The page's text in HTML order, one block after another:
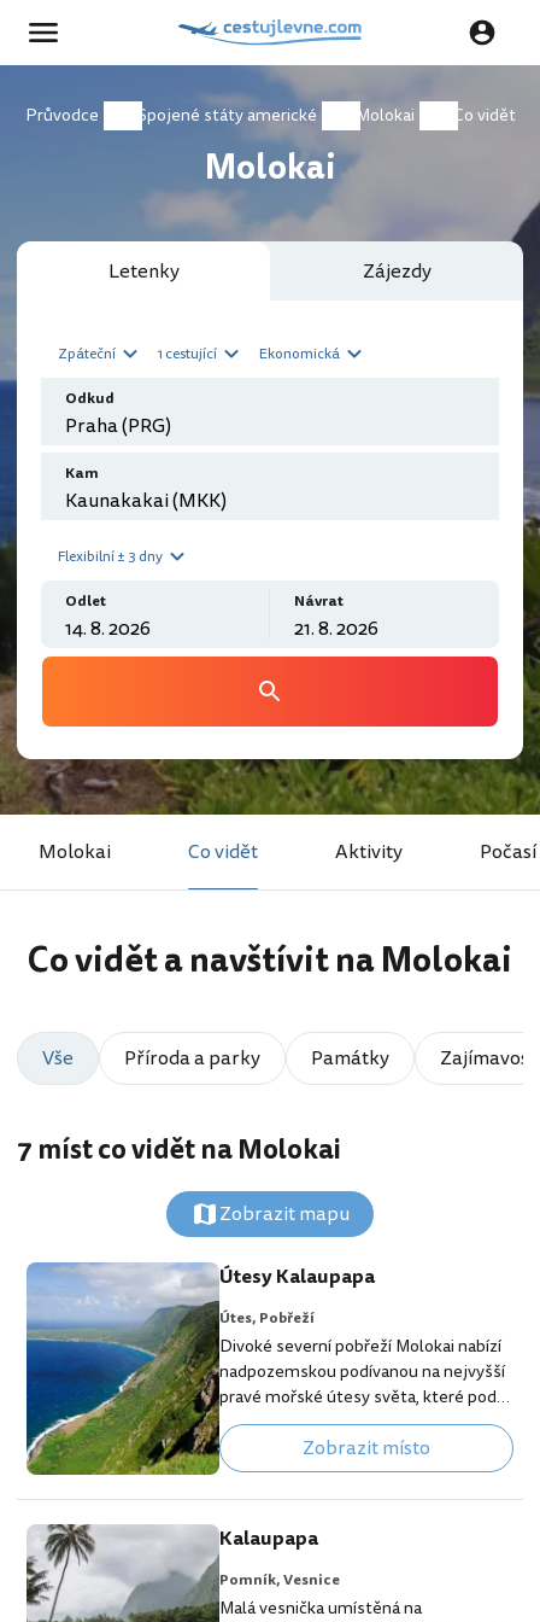
Průvodce Spojené státy americké Molokai Co vidět
Molokai
Letenky Zájezdy
Zpáteční 1 cestující Ekonomická
Odkud
Kam
Flexibilní ± 3 dny
Odlet Návrat
Molokai Co vidět Aktivity Počasí
Co vidět a navštívit na Molokai
Vše Příroda a parky Památky
7 míst co vidět na Molokai
Zobrazit mapu
Útesy Kalaupapa
Útes, Pobřeží
Divoké severní pobřeží Molokai nabízí
nadpozemskou podívanou na nejvyšší
pravé mořské útesy světa, které podle
různých měřítek stoupají prakticky
kolmo z oceánu do výšek od 600 po 1
010 metrů nad mořem. Soupeří sice s
jinými ještě vyššími útesy na Novém
Zélandu, které se však podle
geografických měřítek počítají jako
hory a ne jako čistý mořský útes. [btn
"Rezervuj hotel na Molokai v
Zobrazit místo
Kalaupapa
Pomník,Vesnice
Malá vesnička umístěná na